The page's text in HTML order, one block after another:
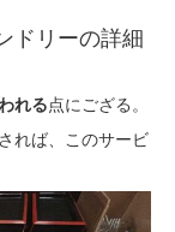
ドリーの詳細
れる点にござる。
れば、このサービ